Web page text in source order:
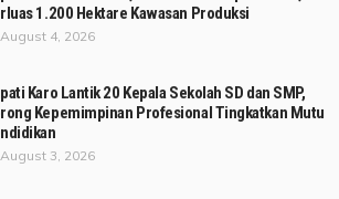
1.200 Hektare Kawasan Produksi
August 4, 2026
Karo Lantik 20 Kepala Sekolah SD dan SMP,
Kepemimpinan Profesional Tingkatkan Mutu
August 3, 2026